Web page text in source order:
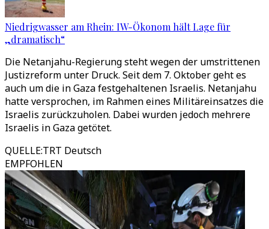
Niedrigwasser am Rhein: IW-Ökonom hält Lage für
„dramatisch“
Die Netanjahu-Regierung steht wegen der umstrittenen
Justizreform unter Druck. Seit dem 7. Oktober geht es
auch um die in Gaza festgehaltenen Israelis. Netanjahu
hatte versprochen, im Rahmen eines Militäreinsatzes die
Israelis zurückzuholen. Dabei wurden jedoch mehrere
Israelis in Gaza getötet.
QUELLE:TRT Deutsch
EMPFOHLEN